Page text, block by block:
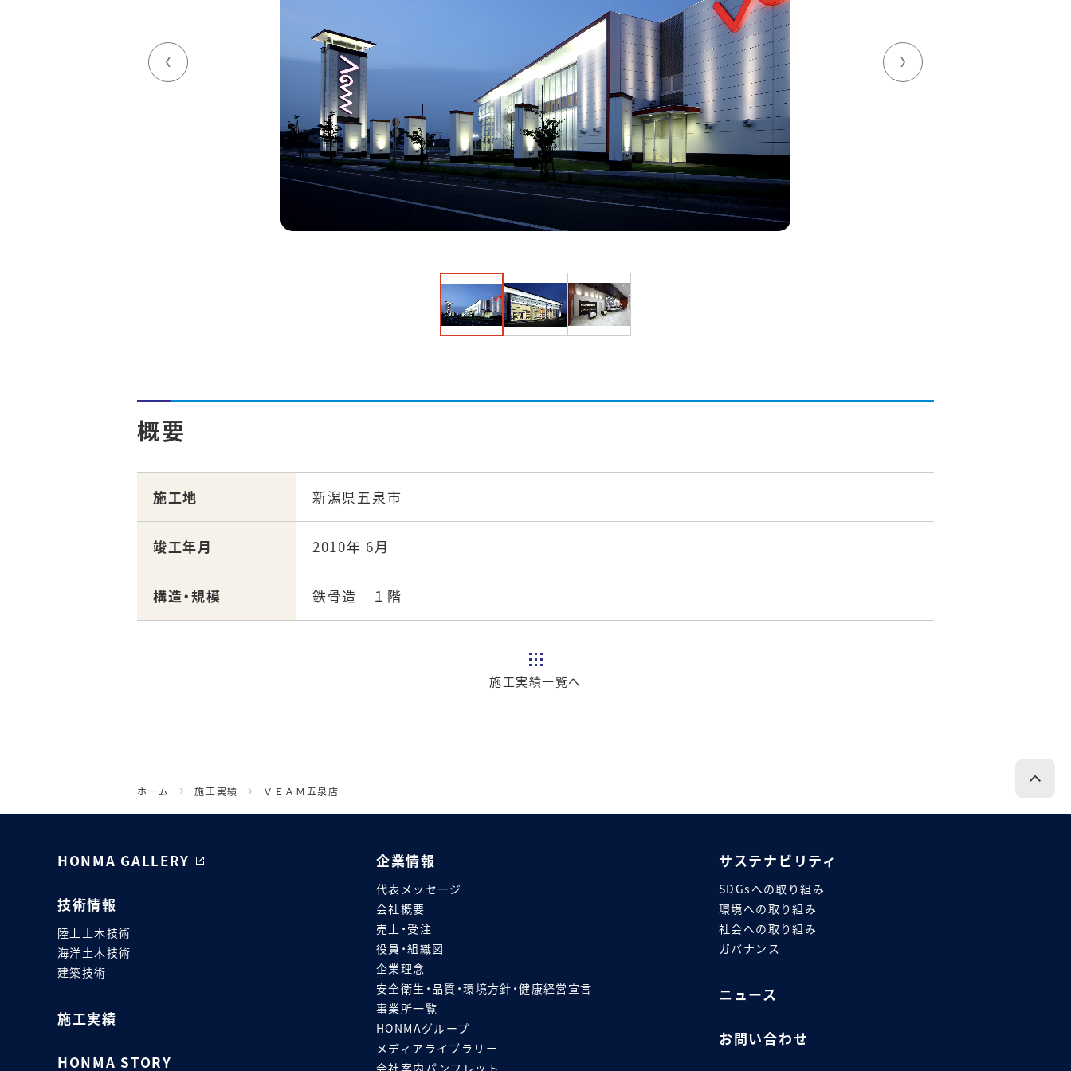
概要
施工地 新潟県五泉市
竣工年月 2010年 6月
構造・規模 鉄骨造 １階
施工実績一覧へ
ホーム 施工実績 ＶＥＡＭ五泉店
HONMA GALLERY
技術情報
陸上土木技術
海洋土木技術
建築技術
施工実績
HONMA STORY
企業情報
代表メッセージ
会社概要
売上・受注
役員・組織図
企業理念
安全衛生・品質・環境方針・健康経営宣言
事業所一覧
HONMAグループ
メディアライブラリー
サステナビリティ
SDGsへの取り組み
環境への取り組み
社会への取り組み
ガバナンス
ニュース
お問い合わせ